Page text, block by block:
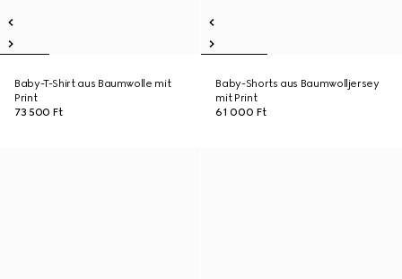
Baby-T-Shirt aus Baumwolle mit
Print
73 500 Ft
Baby-Shorts aus Baumwolljersey
mit Print
61 000 Ft